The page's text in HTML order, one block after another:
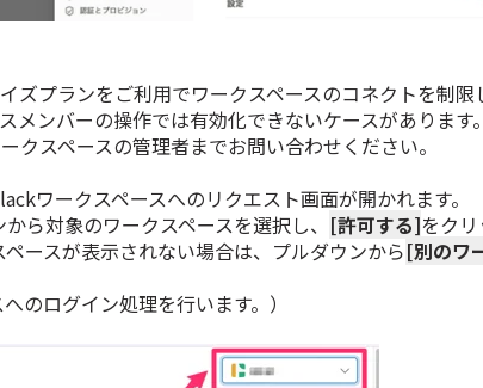
ズプランをご利用でワークスペースのコネクトを制限
メンバーの操作では有効化できないケースがあります。
クスペースの管理者までお問い合わせください。
ワークスペースへのリクエスト画面が開かれます。
ら対象のワークスペースを選択し、 [許可する]をクリ
ペースが表示されない場合は、プルダウンから[別のワ
のログイン処理を行います。）